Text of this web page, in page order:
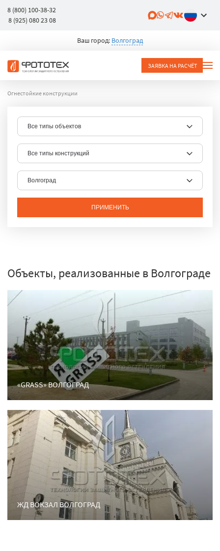
8 (800) 100-38-32
8 (925) 080 23 08
Ваш город: Волгоград
ЗАЯВКА НА РАСЧЁТ
Огнестойкие конструкции
ПРИМЕНИТЬ
Объекты, реализованные в Волгограде
«GRASS» ВОЛГОГРАД
ЖД ВОКЗАЛ ВОЛГОГРАД